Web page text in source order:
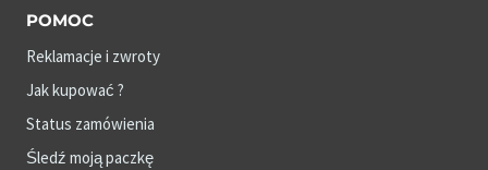
POMOC
Reklamacje i zwroty
Jak kupować ?
Status zamówienia
Śledź moją paczkę